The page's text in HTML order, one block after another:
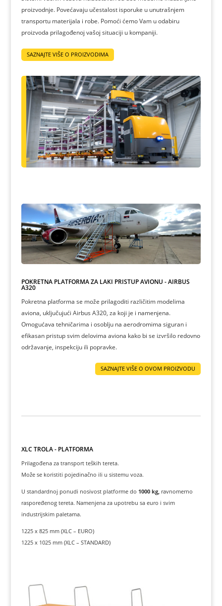
proizvodnje. Povećavaju učestalost isporuke u unutrašnjem
transportu materijala i robe. Pomoći ćemo Vam u odabiru
proizvoda prilagođenoj vašoj situaciji u kompaniji.
SAZNAJTE VIŠE O PROIZVODIMA
POKRETNA PLATFORMA ZA LAKI PRISTUP AVIONU - AIRBUS
A320
Pokretna platforma se može prilagoditi različitim modelima
aviona, uključujući Airbus A320, za koji je i namenjena.
Omogućava tehničarima i osoblju na aerodromima siguran i
efikasan pristup svim delovima aviona kako bi se izvršilo redovno
održavanje, inspekciju ili popravke.
SAZNAJTE VIŠE O OVOM PROIZVODU
XLC TROLA - PLATFORMA
Prilagođena za transport teških tereta.
Može se koristiti pojedinačno ili u sistemu voza.
U standardnoj ponudi nosivost platforme do 1000 kg, ravnomerno
raspoređenog tereta. Namenjena za upotrebu sa euro i svim
industrijskim paletama.
1225 x 825 mm (XLC – EURO)
1225 x 1025 mm (XLC – STANDARD)